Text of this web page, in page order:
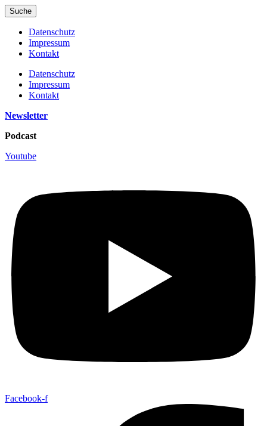
Suche
Datenschutz
Impressum
Kontakt
Datenschutz
Impressum
Kontakt
Newsletter
Podcast
Youtube
Facebook-f